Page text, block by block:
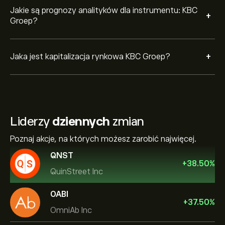
Jakie są prognozy analityków dla instrumentu: KBC
Groep?
+
Jaka jest kapitalizacja rynkowa KBC Groep? +
Liderzy dziennych zmian
Poznaj akcje, na których możesz zarobić najwięcej.
QNST
QuinStreet Inc
+38.50%
OABI
OmniAb Inc
+37.50%